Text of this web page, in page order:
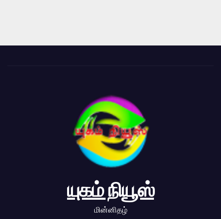
யுகம் நியூஸ்
மின்னிதழ்